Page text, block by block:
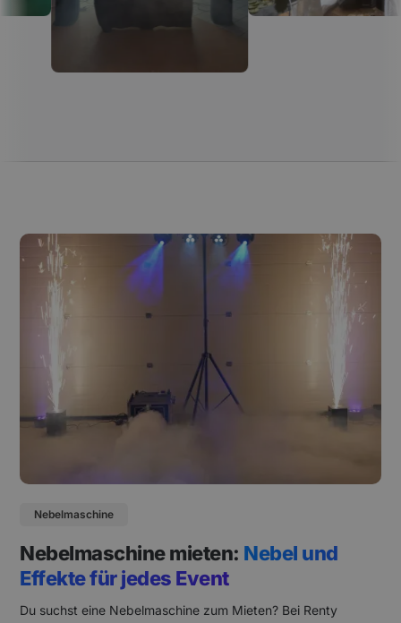
Nebelmaschine
Nebelmaschine mieten: Nebel und
Effekte für jedes Event
Du suchst eine Nebelmaschine zum Mieten? Bei Renty